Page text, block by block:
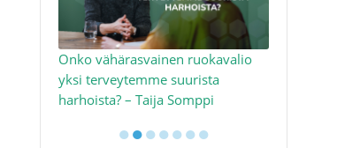
Onko vähärasvainen ruokavalio
yksi terveytemme suurista
harhoista? – Taija Somppi
●●●●●●●